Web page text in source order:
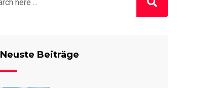
Neuste Beiträge